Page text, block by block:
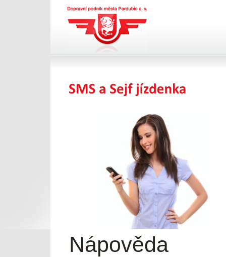
Dopravní podnik města
Pardubic a.s.
SMS jízdenka
Portál pro vystavení daňového dokladu DP
Nápověda